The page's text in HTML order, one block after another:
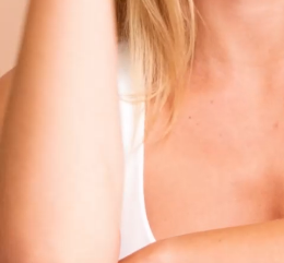
issa™ Teeth Whitening Set
FAQ™ Dual LED Panel
简体中文
發貨國家